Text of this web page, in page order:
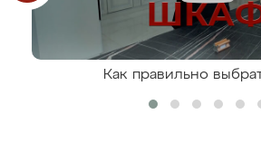
Как правильно